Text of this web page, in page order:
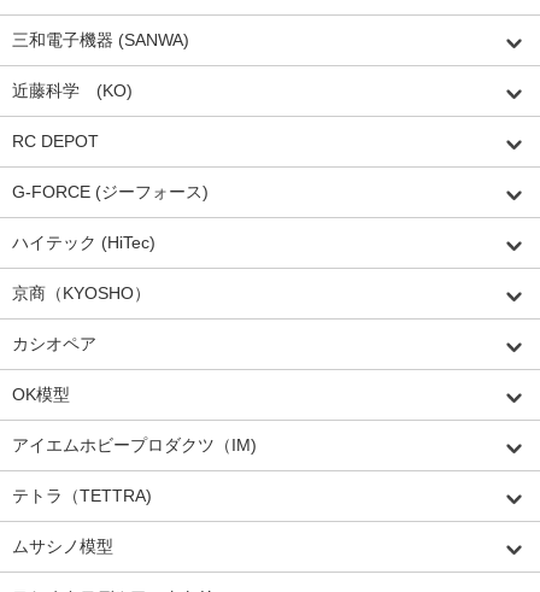
三和電子機器 (SANWA)
近藤科学 (KO)
RC DEPOT
G-FORCE (ジーフォース)
ハイテック (HiTec)
京商（KYOSHO）
カシオペア
OK模型
アイエムホビープロダクツ（IM)
テトラ（TETTRA)
ムサシノ模型